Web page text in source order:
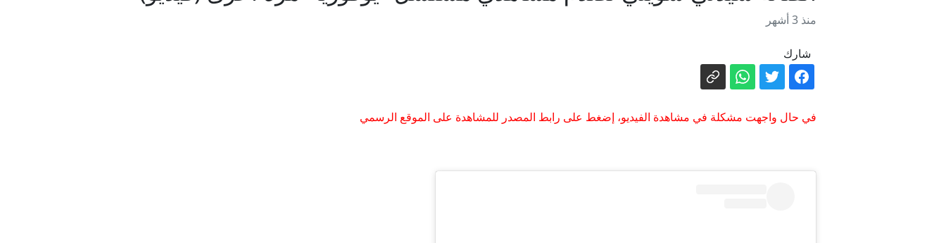
زيلينسكي يطالب بمزيد من الضغط بينما مسيرات روسية تقتل 4 بمنطقة كييف
منذ 3 أشهر
شارك
في حال واجهت مشكلة في مشاهدة الفيديو، إضغط على رابط المصدر للمشاهدة على الموقع الرسمي